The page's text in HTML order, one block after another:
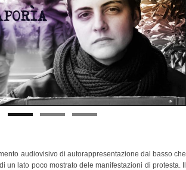
audiovisivo di autorappresentazione dal basso che
un lato poco mostrato dele manifestazioni di protesta. Il